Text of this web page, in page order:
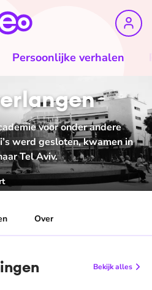
Persoonlijke verhalen
voor onder andere
werd gesloten, kwamen in
Tel Aviv.
Over
Bekijk alles